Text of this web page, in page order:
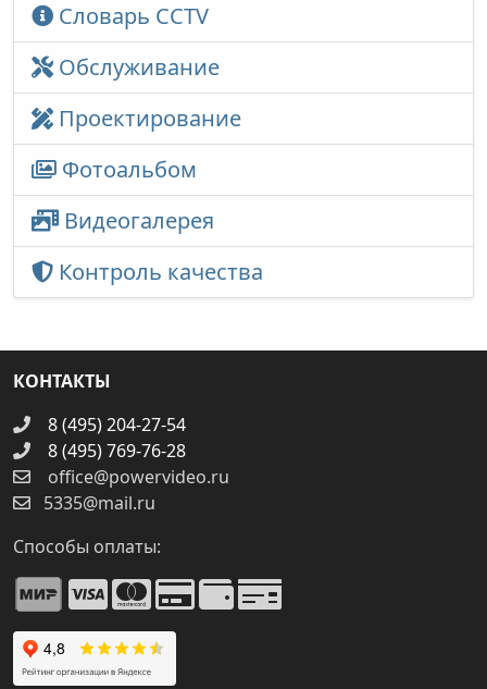
Словарь CCTV
Обслуживание
Проектирование
Фотоальбом
Видеогалерея
Контроль качества
КОНТАКТЫ
8 (495) 204-27-54
8 (495) 769-76-28
office@powervideo.ru
5335@mail.ru
Способы оплаты: